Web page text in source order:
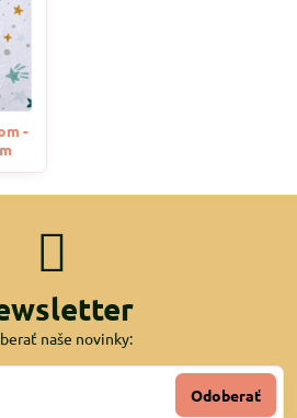
-
naše novinky:
Odoberať